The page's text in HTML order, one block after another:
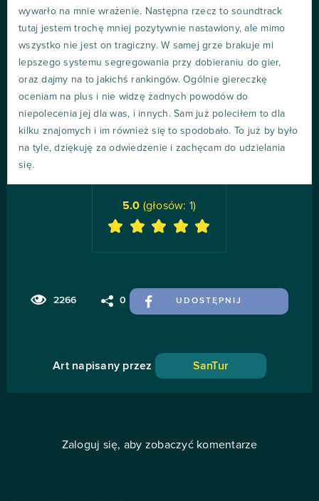
wywarło na mnie wrażenie. Następna rzecz to soundtrack
tutaj jestem trochę mniej pozytywnie nastawiony, ale mimo
wszystko nie jest on tragiczny. W samej grze brakuje mi
lepszego systemu segregowania przy dobieraniu do gier,
oraz dajmy na to jakichś rankingów. Ogólnie giereczkę
oceniam na plus i nie widzę żadnych powodów do
niepolecenia jej dla was, i innych. Sam już poleciłem to dla
kilku znajomych i im również się to spodobało. To już by było
na tyle, dziękuję za odwiedzenie i zachęcam do udzielania
się.
2266 0 UDOSTĘPNIJ
5.0 (głosów: 1)
Art napisany przez SanTur
Zaloguj się, aby zobaczyć komentarze